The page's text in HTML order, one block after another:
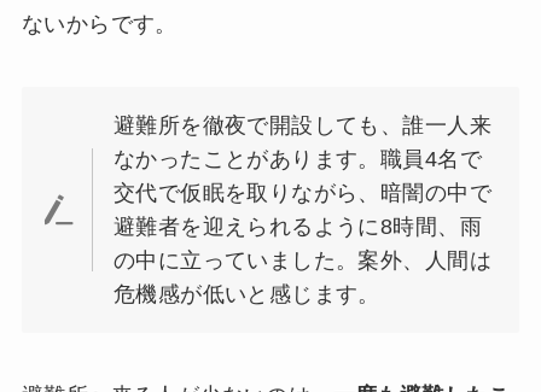
ないからです。
避難所を徹夜で開設しても、誰一人来
なかったことがあります。職員4名で
交代で仮眠を取りながら、暗闇の中で
避難者を迎えられるように8時間、雨
の中に立っていました。案外、人間は
危機感が低いと感じます。